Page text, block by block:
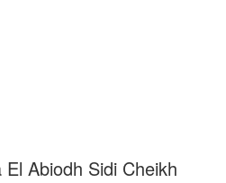
Abiodh Sidi Cheikh